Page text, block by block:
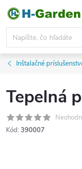
Prejsť
obsah
Inštalačné
Tepelná
Kód: 390007